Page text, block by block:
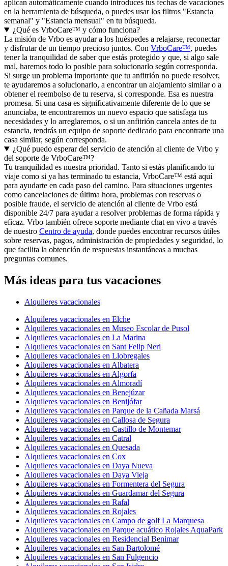
aplican automáticamente cuando introduces tus fechas de vacaciones
en la herramienta de búsqueda, o puedes usar los filtros "Estancia
semanal" y "Estancia mensual" en tu búsqueda.
¿Qué es VrboCare™ y cómo funciona?
La misión de Vrbo es ayudar a los huéspedes a relajarse, reconectar
y disfrutar de un tiempo precioso juntos. Con VrboCare™, puedes
tener la tranquilidad de saber que estás protegido y que, si algo sale
mal, haremos todo lo posible para solucionarlo según corresponda.
Si surge un problema importante que tu anfitrión no puede resolver,
te ayudaremos a solucionarlo, a encontrar un alojamiento similar o a
obtener el reembolso de tu reserva, si corresponde. Esa es nuestra
promesa. Si una casa es significativamente diferente de lo que se
anunciaba, te encontraremos un nuevo espacio que satisfaga tus
necesidades y lo arreglaremos, o si un anfitrión cancela antes de tu
estancia, tendrás un equipo de soporte dedicado para encontrarte una
casa similar, según corresponda.
¿Qué puedo esperar del servicio de atención al cliente de Vrbo y
del soporte de VrboCare™?
Tu tranquilidad es nuestra prioridad. Tanto si estás planificando tu
viaje como si ya has terminado tu estancia, VrboCare™ está aquí
para ayudarte en cada paso del camino. Para situaciones urgentes
como cancelaciones de última hora, problemas con reservas o
posible fraude, el servicio de atención al cliente de Vrbo está
disponible 24/7 para ayudar a resolver problemas de forma rápida y
eficaz. Vrbo también ofrece soporte mediante chat en vivo a través
de nuestro Centro de ayuda, donde puedes encontrar recursos útiles
sobre reservas, pagos, administración de propiedades y seguridad, lo
que facilita la obtención de respuestas instantáneas a muchas
preguntas comunes.
Más ideas para tus vacaciones
Alquileres vacacionales
Alquileres vacacionales en Elche
Alquileres vacacionales en Museo Escolar de Pusol
Alquileres vacacionales en La Marina
Alquileres vacacionales en Sant Felip Neri
Alquileres vacacionales en Llobregales
Alquileres vacacionales en Albatera
Alquileres vacacionales en Algorfa
Alquileres vacacionales en Almoradí
Alquileres vacacionales en Benejúzar
Alquileres vacacionales en Benijófar
Alquileres vacacionales en Parque de la Cañada Marsá
Alquileres vacacionales en Callosa de Segura
Alquileres vacacionales en Castillo de Montemar
Alquileres vacacionales en Catral
Alquileres vacacionales en Quesada
Alquileres vacacionales en Cox
Alquileres vacacionales en Daya Nueva
Alquileres vacacionales en Daya Vieja
Alquileres vacacionales en Formentera del Segura
Alquileres vacacionales en Guardamar del Segura
Alquileres vacacionales en Rafal
Alquileres vacacionales en Rojales
Alquileres vacacionales en Campo de golf La Marquesa
Alquileres vacacionales en Parque acuático Rojales AquaPark
Alquileres vacacionales en Residencial Benimar
Alquileres vacacionales en San Bartolomé
Alquileres vacacionales en San Fulgencio